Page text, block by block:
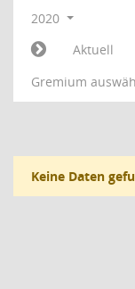
2020
Aktuell
Gremium
Keine Daten